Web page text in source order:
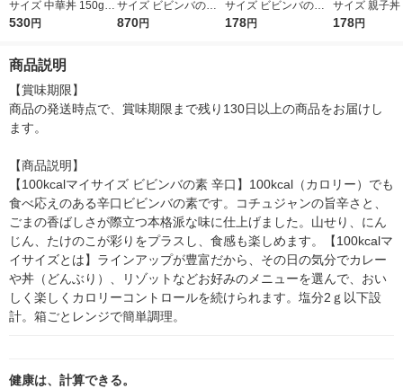
サイズ 中華丼 150g 3
個 カロリーコントロ
530円
サイズ ビビンバの素
90g 5個 カロリーコン
870円
サイズ ビビンバの素
90g 1個 カロリーコン
178円
サイズ 親子
個 カロリー
178円
商品説明
【賞味期限】
商品の発送時点で、賞味期限まで残り130日以上の商品をお届けし
ます。
【商品説明】
【100kcalマイサイズ ビビンバの素 辛口】100kcal（カロリー）でも
食べ応えのある辛口ビビンバの素です。コチュジャンの旨辛さと、
ごまの香ばしさが際立つ本格派な味に仕上げました。山せり、にん
じん、たけのこが彩りをプラスし、食感も楽しめます。【100kcalマ
イサイズとは】ラインアップが豊富だから、その日の気分でカレー
や丼（どんぶり）、リゾットなどお好みのメニューを選んで、おい
しく楽しくカロリーコントロールを続けられます。塩分2ｇ以下設
計。箱ごとレンジで簡単調理。
健康は、計算できる。